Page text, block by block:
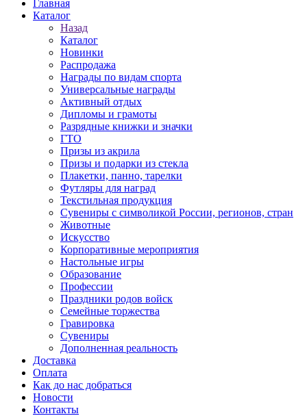
Главная
Каталог
Назад
Каталог
Новинки
Распродажа
Награды по видам спорта
Универсальные награды
Активный отдых
Дипломы и грамоты
Разрядные книжки и значки
ГТО
Призы из акрила
Призы и подарки из стекла
Плакетки, панно, тарелки
Футляры для наград
Текстильная продукция
Сувениры с символикой России, регионов, стран
Животные
Искусство
Корпоративные мероприятия
Настольные игры
Образование
Профессии
Праздники родов войск
Семейные торжества
Гравировка
Сувениры
Дополненная реальность
Доставка
Оплата
Как до нас добраться
Новости
Контакты